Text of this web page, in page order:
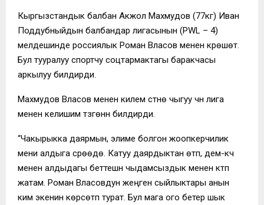
Кыргызстандык балбан Акжол Махмудов (77кг) Иван
Поддубныйдын балбандар лигасынын (PWL – 4)
мелдешинде россиялык Роман Власов менен күрөшөт.
Бул тууралуу спортчу соцтармактагы баракчасы
аркылуу билдирди.
Махмудов Власов менен килем үстүнө чыгуу үчүн лига
менен келишим түзгөнүн билдирди.
“Чакырыкка даярмын, элиме болгон жоопкерчилик
мени алдыга сүрөөдө. Катуу даярдыктан өтүп, дем-күч
менен алдыдагы беттешүүнү чыдамсыздык менен күтүп
жатам. Роман Власовдун жеңген сыйлыктары анын
ким экенин көрсөтүп турат. Бул мага ого бетер шык